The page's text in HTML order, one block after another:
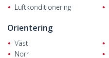
Luftkonditionering
Orientering
Väst
Norr